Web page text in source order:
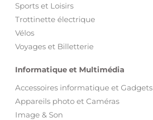
Sports et Loisirs
Trottinette électrique
Vélos
Voyages et Billetterie
Informatique et Multimédia
Accessoires informatique et Gadgets
Appareils photo et Caméras
Image & Son